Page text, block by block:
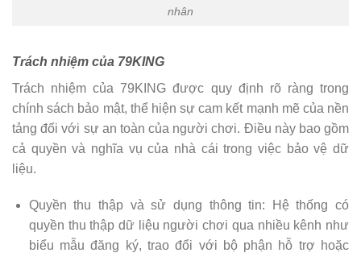
nhân
Trách nhiệm của 79KING
Trách nhiệm của 79KING được quy định rõ ràng trong
chính sách bảo mật, thể hiện sự cam kết mạnh mẽ của nền
tảng đối với sự an toàn của người chơi. Điều này bao gồm
cả quyền và nghĩa vụ của nhà cái trong việc bảo vệ dữ
liệu.
Quyền thu thập và sử dụng thông tin: Hệ thống có
quyền thu thập dữ liệu người chơi qua nhiều kênh như
biểu mẫu đăng ký, trao đổi với bộ phận hỗ trợ hoặc